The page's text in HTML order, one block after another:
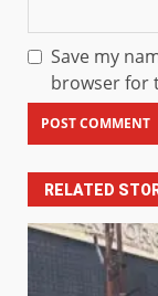
Save my
browser for
RELATED